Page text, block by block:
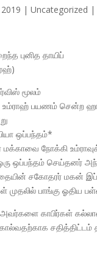
|Uncategorized |
புனித தாயிப்
மூலம்
பயணம் சென்ற
ஒப்பந்தம்*
மக்காவை நோக்கி
ஒப்பந்தம் செய்தனர்
சகோதரர் மகன்
முதலில் பாங்கு ஓதிய
அவர்களை காபிர்கள்